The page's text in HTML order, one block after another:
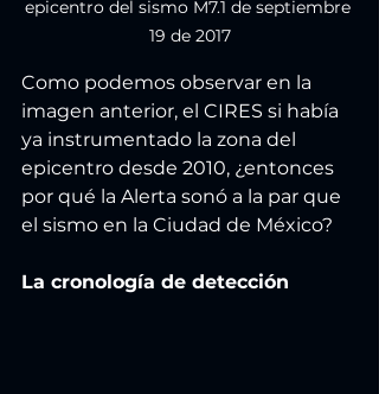
epicentro del sismo M7.1 de septiembre
19 de 2017
Como podemos observar en la
imagen anterior, el CIRES si había
ya instrumentado la zona del
epicentro desde 2010, ¿entonces
por qué la Alerta sonó a la par que
el sismo en la Ciudad de México?
La cronología de detección